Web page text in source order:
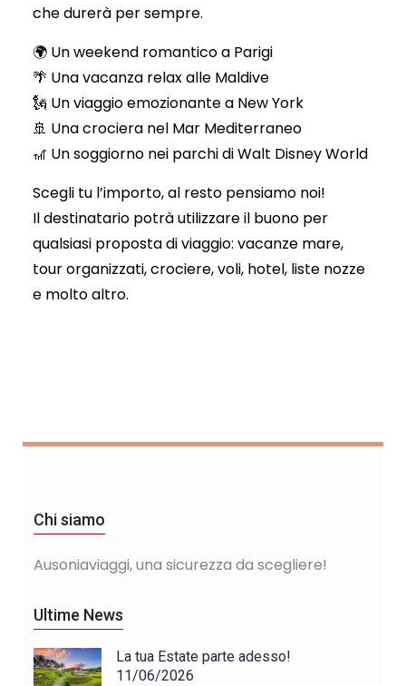
che durerà per sempre.
🌍 Un weekend romantico a Parigi
🌴 Una vacanza relax alle Maldive
🗽 Un viaggio emozionante a New York
🚢 Una crociera nel Mar Mediterraneo
🎢 Un soggiorno nei parchi diWalt Disney World
Scegli tu l’importo, al resto pensiamo noi!
Il destinatario potrà utilizzare il buono per
qualsiasi proposta di viaggio: vacanze mare,
tour organizzati, crociere, voli, hotel, liste nozze
e molto altro.
Chi siamo
Ausoniaviaggi, una sicurezza da scegliere!
Ultime News
La tua Estate parte adesso!
11/06/2026